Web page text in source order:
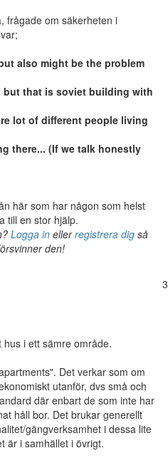
frågade om säkerheten i
also might be the problem
but that is soviet building with
lot of different people living
there... (If we talk honestly
här som har någon som helst
till en stor hjälp.
Logga inellerregistrera digså
den!
3
i ett sämre område.
Det verkar som om
utanför, dvs små och
där enbart de som inte har
håll bor. Det brukar generellt
gängverksamhet i dessa lite
är i samhället i övrigt.